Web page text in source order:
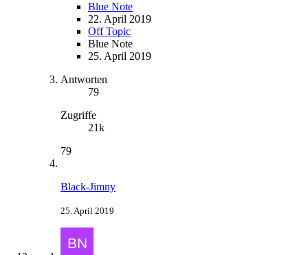
Blue Note
22. April 2019
Off Topic
Blue Note
25. April 2019
Antworten
79
Zugriffe
21k
79
Black-Jimny
25. April 2019